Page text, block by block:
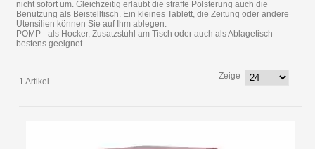
nicht sofort um. Gleichzeitig erlaubt die straffe Polsterung auch die
Benutzung als Beistelltisch. Ein kleines Tablett, die Zeitung oder andere
Utensilien können Sie auf Ihm ablegen.
POMP - als Hocker, Zusatzstuhl am Tisch oder auch als Ablagetisch
bestens geeignet.
1 Artikel
Zeige